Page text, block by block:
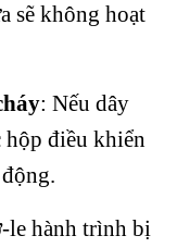
sẽ không hoạt
: Nếu dây
hộp điều khiển
le hành trình bị